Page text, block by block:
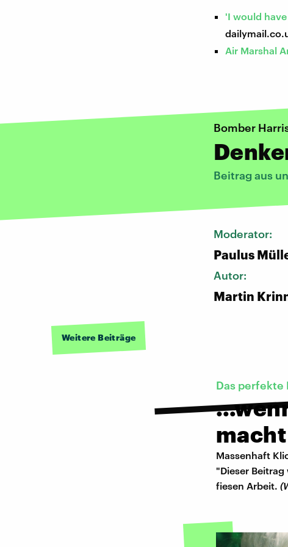
'I would
Air Marshal
Bomber
Beitrag aus
Moderator:
Paulus
Autor:
Martin
Weitere Beiträge
Das perfekte
macht
Massenhaft
"Dieser
fiesen Arbeit.